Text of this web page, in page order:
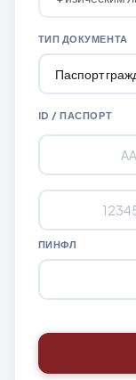
ТИП ДОКУМЕНТА
ID / ПАСПОРТ
ПИНФЛ